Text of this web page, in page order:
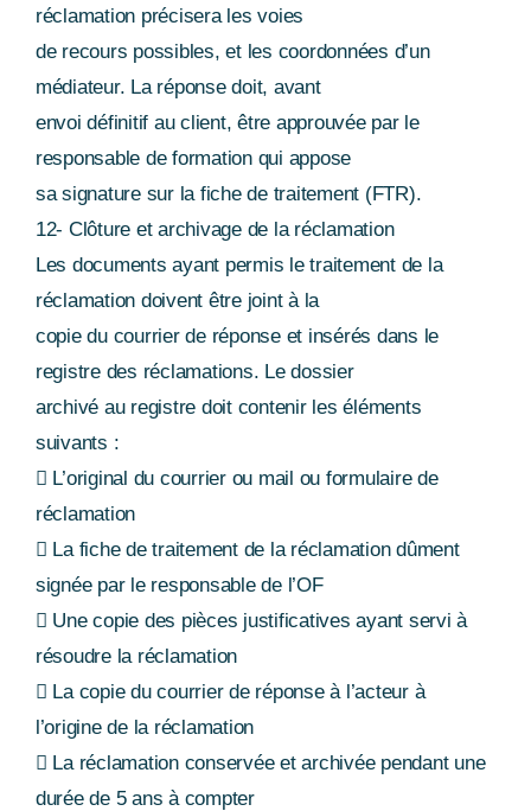
réclamation précisera les voies
de recours possibles, et les coordonnées d’un
médiateur. La réponse doit, avant
envoi définitif au client, être approuvée par le
responsable de formation qui appose
sa signature sur la fiche de traitement (FTR).
12- Clôture et archivage de la réclamation
Les documents ayant permis le traitement de la
réclamation doivent être joint à la
copie du courrier de réponse et insérés dans le
registre des réclamations. Le dossier
archivé au registre doit contenir les éléments
suivants :
 L’original du courrier ou mail ou formulaire de
réclamation
 La fiche de traitement de la réclamation dûment
signée par le responsable de l’OF
 Une copie des pièces justificatives ayant servi à
résoudre la réclamation
 La copie du courrier de réponse à l’acteur à
l’origine de la réclamation
 La réclamation conservée et archivée pendant une
durée de 5 ans à compter